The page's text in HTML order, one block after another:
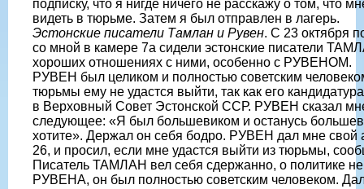
подписку, что я нигде ничего не расскажу о том, что
видеть в тюрьме. Затем я был отправлен в лагерь.
Эстонские писатели Тамлан и Рувен. С 23 октября
со мной в камере 7а сидели эстонские писатели
хороших отношениях с ними, особенно с РУВЕНОМ.
РУВЕН был целиком и полностью советским
тюрьмы ему не удастся выйти, так как его
в Верховный Совет Эстонской ССР. РУВЕН сказал
следующее: «Я был большевиком и останусь
хотите». Держал он себя бодро. РУВЕН дал мне свой
26, и просил, если мне удастся выйти из тюрьмы,
Писатель ТАМЛАН вел себя сдержанно, о политике
РУВЕНА, он был полностью советским человеком.